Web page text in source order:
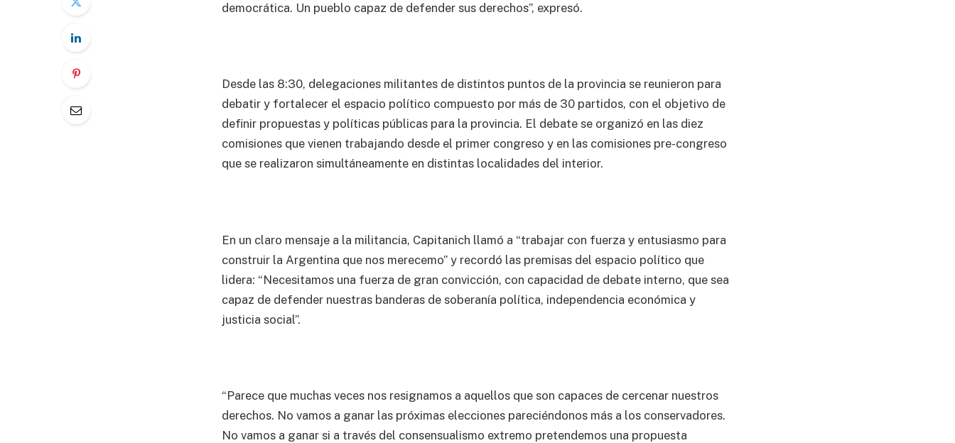
democrática. Un pueblo capaz de defender sus derechos”, expresó.
Desde las 8:30, delegaciones militantes de distintos puntos de la provincia se reunieron para
debatir y fortalecer el espacio político compuesto por más de 30 partidos, con el objetivo de
definir propuestas y políticas públicas para la provincia. El debate se organizó en las diez
comisiones que vienen trabajando desde el primer congreso y en las comisiones pre-congreso
que se realizaron simultáneamente en distintas localidades del interior.
En un claro mensaje a la militancia, Capitanich llamó a “trabajar con fuerza y entusiasmo para
construir la Argentina que nos merecemo” y recordó las premisas del espacio político que
lidera: “Necesitamos una fuerza de gran convicción, con capacidad de debate interno, que sea
capaz de defender nuestras banderas de soberanía política, independencia económica y
justicia social”.
“Parece que muchas veces nos resignamos a aquellos que son capaces de cercenar nuestros
derechos. No vamos a ganar las próximas elecciones pareciéndonos más a los conservadores.
No vamos a ganar si a través del consensualismo extremo pretendemos una propuesta